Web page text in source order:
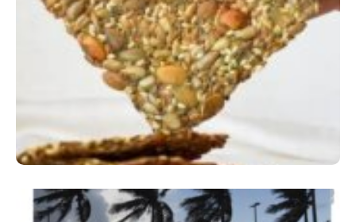
Comer Bem: Cracker De Sementes